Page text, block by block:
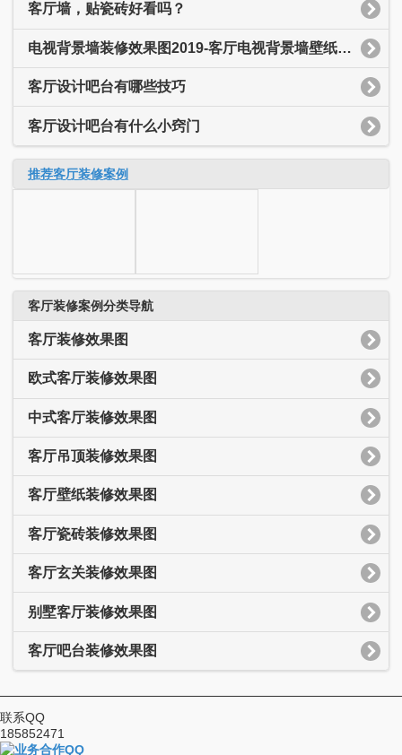
客厅墙，贴瓷砖好看吗？
电视背景墙装修效果图2019-客厅电视背景墙壁纸装修效果图
客厅设计吧台有哪些技巧
客厅设计吧台有什么小窍门
推荐客厅装修案例
客厅装修案例分类导航
客厅装修效果图
欧式客厅装修效果图
中式客厅装修效果图
客厅吊顶装修效果图
客厅壁纸装修效果图
客厅瓷砖装修效果图
客厅玄关装修效果图
别墅客厅装修效果图
客厅吧台装修效果图
联系QQ
185852471